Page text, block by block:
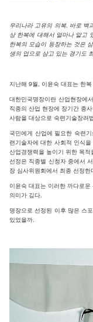
우리나라 고유의 의복. 바로 백
상 한복에 대해서 얼마나 알고
한복의 모습이 등장하는 것은
생의 업으로 삼고 있는 경기도
지난해 9월, 이윤숙 대표는 한
대한민국명장이란 산업현장에
직종의 산업 현장에 장기간 종
사람을 대상으로 숙련기술장려
국민에게 산업에 필요한 숙련
련기술자에 대한 사회적 인식
산업경쟁력을 높이기 위한 목적
선정은 직종별 신청자 중에서
장 심사위원회에서 최종 선정한
이윤숙 대표는 이러한 까다로
의미가 깊다.
명장으로 선정된 이후 많은 스
있었을까.